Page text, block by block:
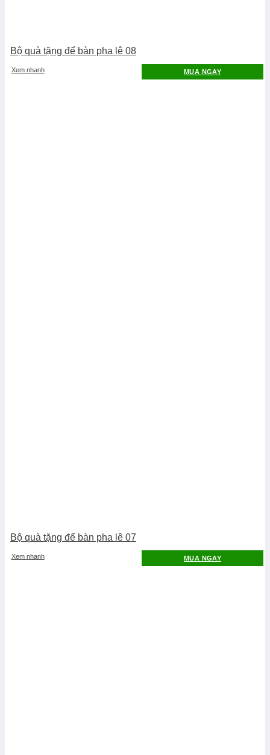
Bộ quà tặng để bàn pha lê 08
MUA NGAY
Xem nhanh
Bộ quà tặng để bàn pha lê 07
MUA NGAY
Xem nhanh